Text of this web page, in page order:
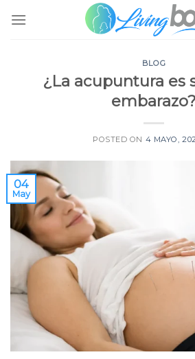
BLOG
¿La acupuntura es
embarazo?
POSTED ON 4 MAYO,
04
May